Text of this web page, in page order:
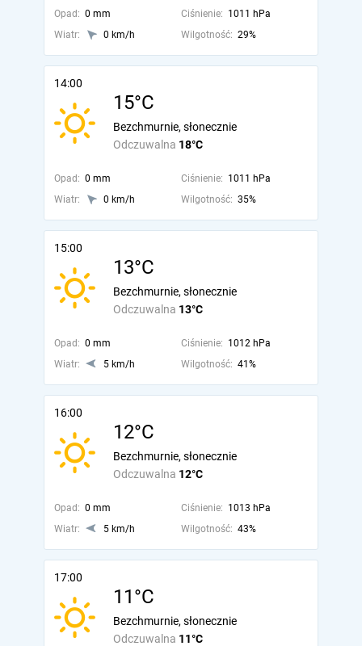
Opad: 0 mm Ciśnienie: 1011 hPa
Wiatr:
0 km/h Wilgotność: 29%
14:00
15°C
Odczuwalna 18°C
Bezchmurnie, słonecznie
Opad: 0 mm Ciśnienie: 1011 hPa
Wiatr:
0 km/h Wilgotność: 35%
15:00
13°C
Odczuwalna 13°C
Bezchmurnie, słonecznie
Opad: 0 mm Ciśnienie: 1012 hPa
Wiatr:
5 km/h Wilgotność: 41%
16:00
12°C
Odczuwalna 12°C
Bezchmurnie, słonecznie
Opad: 0 mm Ciśnienie: 1013 hPa
Wiatr:
5 km/h Wilgotność: 43%
17:00
11°C
Odczuwalna 11°C
Bezchmurnie, słonecznie